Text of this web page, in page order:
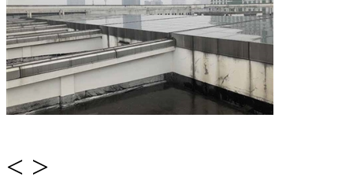
< >